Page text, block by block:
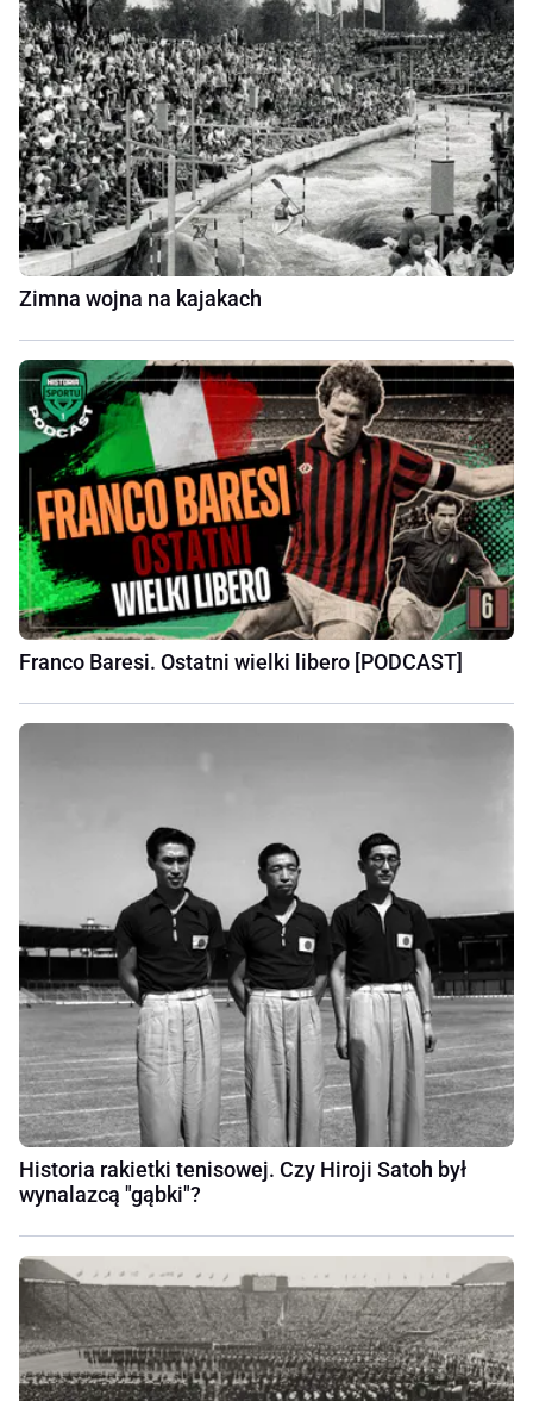
Zimna wojna na kajakach
Franco Baresi. Ostatni wielki libero [PODCAST]
Historia rakietki tenisowej. Czy Hiroji Satoh był
wynalazcą "gąbki"?